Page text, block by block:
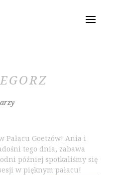
Pałacu Goetzów! Ania i
tego dnia, zabawa
później spotkaliśmy się
w pięknym pałacu!